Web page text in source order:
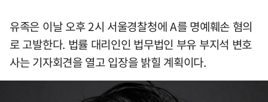
유족은 이날 오후 2시 서울경찰청에 A를 명예훼손 혐의
로 고발한다. 법률 대리인인 법무법인 부유 부지석 변호
사는 기자회견을 열고 입장을 밝힐 계획이다.